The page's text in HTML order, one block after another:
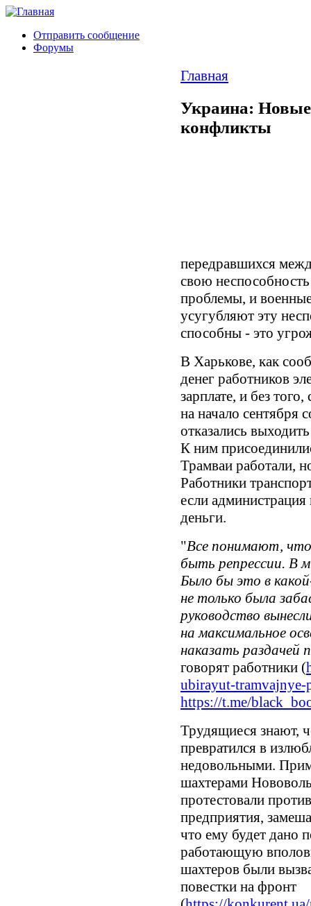
Отправить сообщение
Форумы
Главная
Украина:
конфликты
передравшихся
свою
проблемы, и
усугубляют эту
способны - это
В Харькове, как
денег работников
зарплате, и без
на начало сентября
отказались
К ним
Трамваи работали,
Работники
если администрация
деньги.
"Все понимают, что
быть репрессии. В
Было бы это в
не только была
руководство
на максимальное
наказать раздачей
говорят работники (
ubirayut-tramvajnye-
https://t.me/
Трудящиеся знают,
превратился в
недовольными.
шахтерами
протестовали
предприятия,
что ему будет дано
работающую
шахтеров были
повестки на фронт